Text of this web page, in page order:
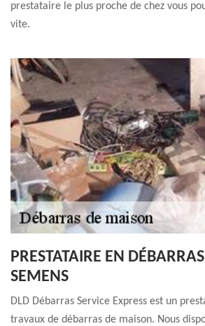
prestataire le plus proche de chez vous
vite.
PRESTATAIRE EN
SEMENS
DLD Débarras Service Express est un
travaux de débarras de maison. Nous